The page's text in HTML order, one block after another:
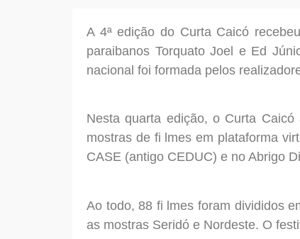
A 4ª edição do Curta Caicó
paraibanos Torquato Joel e Ed
nacional foi formada pelos
Nesta quarta edição, o Curta
mostras de fi lmes em plataforma
CASE (antigo CEDUC) e no Abrigo
Ao todo, 88 fi lmes foram divididos
as mostras Seridó e Nordeste. O